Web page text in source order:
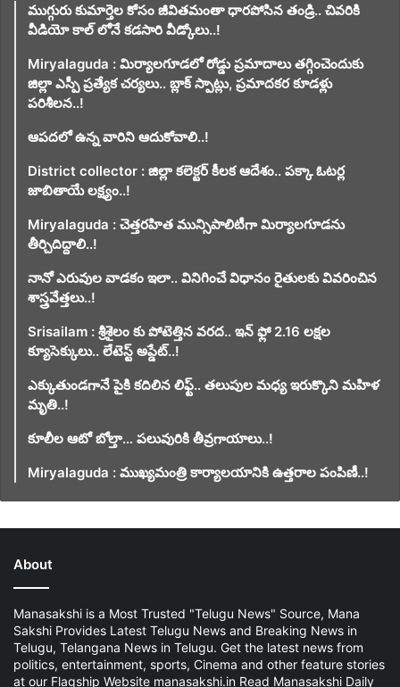
ముగ్గురు కుమార్తెల కోసం జీవితమంతా ధారపోసిన తండ్రి.. చివరికి
వీడియో కాల్ లోనే కడసారి వీడ్కోలు..!
Miryalaguda : మిర్యాలగూడలో రోడ్డు ప్రమాదాలు తగ్గించెందుకు
జిల్లా ఎస్పీ ప్రత్యేక చర్యలు.. బ్లాక్ స్పాట్లు, ప్రమాదకర కూడళ్లు
పరిశీలన..!
ఆపదలో ఉన్న వారిని ఆదుకోవాలి..!
District collector : జిల్లా కలెక్టర్ కీలక ఆదేశం.. పక్కా ఓటర్ల
జాబితాయే లక్ష్యం..!
Miryalaguda : చెత్తరహిత మున్సిపాలిటీగా మిర్యాలగూడను
తీర్చిదిద్దాలి..!
నానో ఎరువుల వాడకం ఇలా.. వినిగించే విధానం రైతులకు వివరించిన
శాస్త్రవేత్తలు..!
Srisailam : శ్రీశైలం కు పోటెత్తిన వరద.. ఇన్ ఫ్లో 2.16 లక్షల
క్యూసెక్కులు.. లేటెస్ట్ అప్డేట్..!
ఎక్కుతుండగానే పైకి కదిలిన లిఫ్ట్‌.. తలుపుల మధ్య ఇరుక్కొని మహిళ
మృతి..!
కూలీల ఆటో బోల్తా… పలువురికి తీవ్రగాయాలు..!
Miryalaguda : ముఖ్యమంత్రి కార్యాలయానికి ఉత్తరాల పంపిణీ..!
About
Manasakshi is a Most Trusted "Telugu News" Source, Mana
Sakshi Provides Latest Telugu News and Breaking News in
Telugu, Telangana News in Telugu. Get the latest news from
politics, entertainment, sports, Cinema and other feature stories
at our Flagship Website manasakshi.in Read Manasakshi Daily